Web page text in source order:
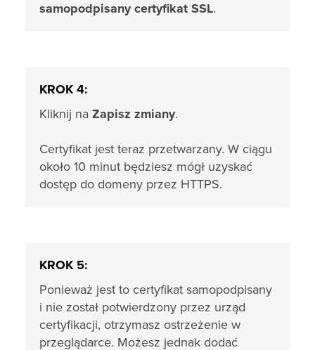
samopodpisany certyfikat SSL.
KROK 4:
Kliknij na Zapisz zmiany.
Certyfikat jest teraz przetwarzany. W ciągu
około 10 minut będziesz mógł uzyskać
dostęp do domeny przez HTTPS.
KROK 5:
Ponieważ jest to certyfikat samopodpisany
i nie został potwierdzony przez urząd
certyfikacji, otrzymasz ostrzeżenie w
przeglądarce. Możesz jednak dodać